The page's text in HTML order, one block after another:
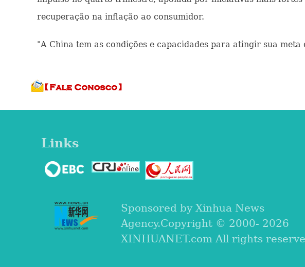
recuperação na inflação ao consumidor.
"A China tem as condições e capacidades para atingir sua
Links
Sponsored by Xinhua News
Agency.Copyright © 2000- 2026
XINHUANET.com All rights